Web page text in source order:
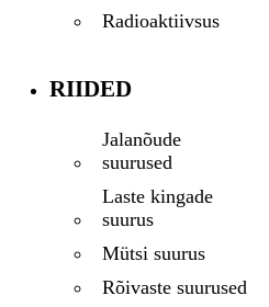
Radioaktiivsus
RIIDED
Jalanõude
suurused
Laste kingade
suurus
Mütsi suurus
Rõivaste suurused